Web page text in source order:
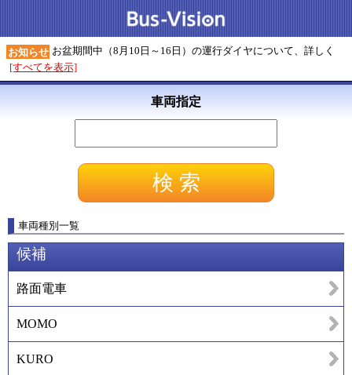
お知らせ お盆期間中（8月10日～16日）の運行ダイヤについて、詳しく
[すべてを表示]
車両指定
車両種別一覧
候補
路面電車
MOMO
KURO